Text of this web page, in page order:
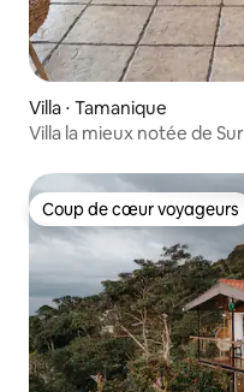
Villa ⋅ Tamanique
Villa la mieux notée de
Coup de cœur voyageurs
Coup de cœur voyageurs